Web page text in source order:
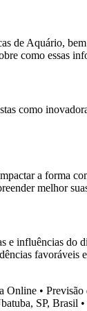
de Aquário,
como essas
como
a forma
melhor
influências do
favoráveis
Online •
SP, Brasil •